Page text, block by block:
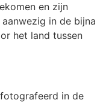
en zijn
in de bijna
het land tussen
in de